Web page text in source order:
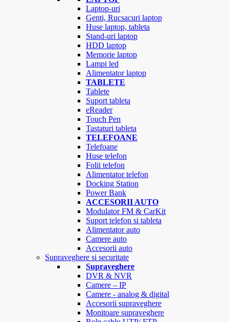
Laptop-uri
Genti, Rucsacuri laptop
Huse laptop, tableta
Stand-uri laptop
HDD laptop
Memorie laptop
Lampi led
Alimentator laptop
TABLETE
Tablete
Suport tableta
eReader
Touch Pen
Tastaturi tableta
TELEFOANE
Telefoane
Huse telefon
Folii telefon
Alimentator telefon
Docking Station
Power Bank
ACCESORII AUTO
Modulator FM & CarKit
Suport telefon si tableta
Alimentator auto
Camere auto
Accesorii auto
Supraveghere si securitate
Supraveghere
DVR & NVR
Camere – IP
Camere - analog & digital
Accesorii supraveghere
Monitoare supraveghere